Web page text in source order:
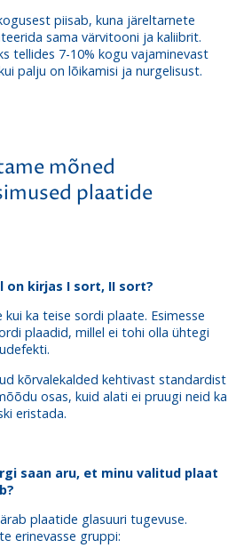
piisab, kuna järeltarnete
sama värvitooni ja kaliibrit.
tellides 7-10% kogu vajaminevast
palju on lõikamisi ja nurgelisust.
mõned
plaatide
on kirjas I sort, II sort?
ka teise sordi plaate. Esimesse
plaadid, millel ei tohi olla ühtegi
kõrvalekalded kehtivast standardist
osas, kuid alati ei pruugi neid ka
eristada.
saan aru, et minu valitud plaat
plaatide glasuuri tugevuse.
erinevasse gruppi: